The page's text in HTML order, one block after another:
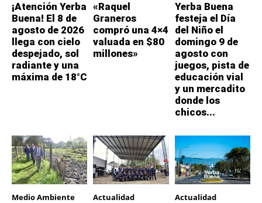
¡Atención Yerba
Buena! El 8 de
agosto de 2026
llega con cielo
despejado, sol
radiante y una
máxima de 18°C
«Raquel
Graneros
compró una 4×4
valuada en $80
millones»
Yerba Buena
festeja el Día
del Niño el
domingo 9 de
agosto con
juegos, pista de
educación vial
y un mercadito
donde los
chicos...
Medio Ambiente Actualidad Actualidad